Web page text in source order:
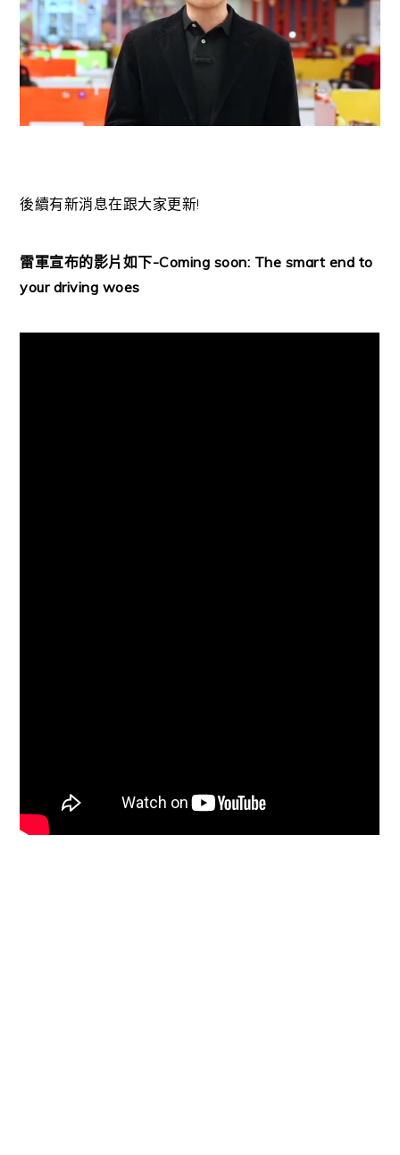
後續有新消息在跟大家更新!
雷軍宣布的影片如下-Coming soon: The smart end to
your driving woes